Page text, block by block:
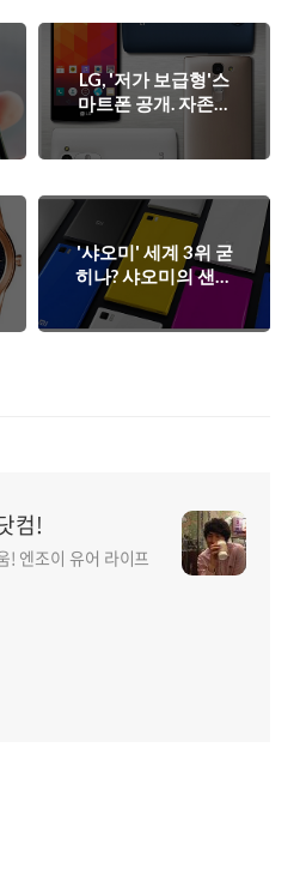
LG, '저가 보급형'스
마트폰 공개. 자존심
되찾을 수 있을까? -
LG '마그나/스피릿/
'샤오미' 세계 3위 굳
히나? 샤오미의 샌프
란시스코 이벤트
컴!
! 엔조이 유어 라이프